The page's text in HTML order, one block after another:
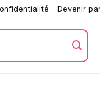
Devenir